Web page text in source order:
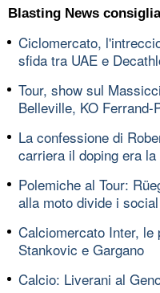
Blasting News consiglia
Ciclomercato,
sfida tra UAE e
Tour, show sul
Belleville, KO Ferrand-
La confessione di
carriera il doping era la
Polemiche al Tour:
alla moto divide i
Calciomercato Inter,
Stankovic e Gargano
Calcio: Liverani al